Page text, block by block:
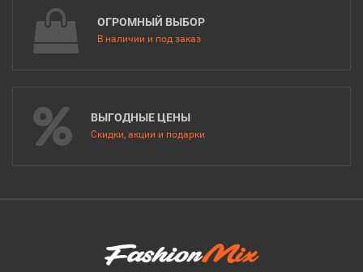
ОГРОМНЫЙ ВЫБОР
В наличии и под заказ
ВЫГОДНЫЕ ЦЕНЫ
Скидки, акции и подарки